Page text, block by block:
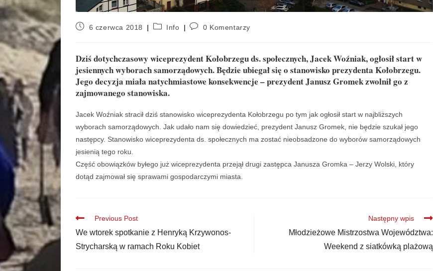
6 czerwca 2018 Info 0 Komentarzy
Dziś dotychczasowy wiceprezydent Kołobrzegu ds. społecznych, Jacek Woźniak, ogłosił start w
jesiennych wyborach samorządowych. Będzie ubiegał się o stanowisko prezydenta Kołobrzegu.
Jego decyzja miała natychmiastowe konsekwencje – prezydent Janusz Gromek zwolnił go z
zajmowanego stanowiska.
Jacek Woźniak stracił dziś stanowisko wiceprezydenta Kołobrzegu po tym jak ogłosił start w najbliższych
wyborach samorządowych. Jak udało nam się dowiedzieć, prezydent Janusz Gromek, nie będzie szukał jego
następcy. Stanowisko wiceprezydenta ds. społecznych ma zostać nieobsadzone do wyborów samorządowych
jesienią tego roku.
Część obowiązków byłego już wiceprezydenta przejął drugi zastępca Janusza Gromka – Jerzy Wolski, który
dotąd zajmował się sprawami gospodarczymi miasta.
Previous Post
We wtorek spotkanie z Henryką Krzywonos-
Strycharską w ramach Roku Kobiet
Następny wpis
Młodzieżowe Mistrzostwa Województwa:
Weekend z siatkówką plażową